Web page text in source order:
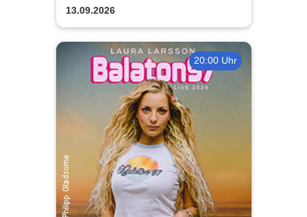
13.09.2026
20:00 Uhr